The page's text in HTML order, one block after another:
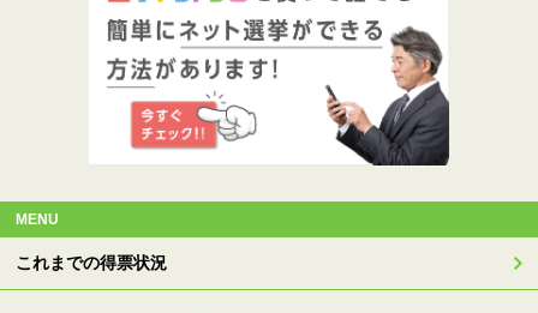
MENU
これまでの得票状況